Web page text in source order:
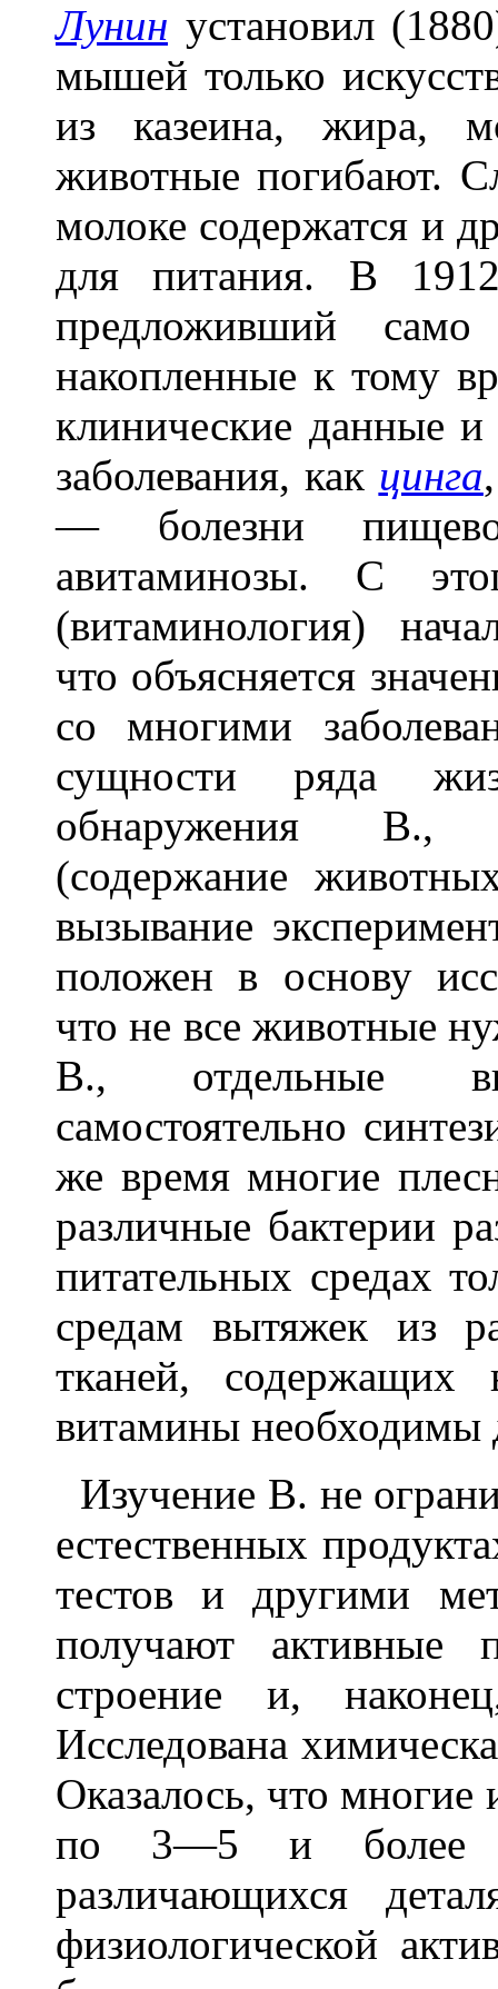
Лунин установил
мышей только
из казеина, жира,
животные погибают.
молоке содержатся и
для питания. В
предложивший
накопленные к тому
клинические данные
заболевания, как цинга
— болезни
авитаминозы. С
(витаминология)
что объясняется
со многими
сущности ряда
обнаружения В.,
(содержание
вызывание
положен в основу
что не все животные
В., отдельные
самостоятельно
же время многие
различные бактерии
питательных средах
средам вытяжек из
тканей, содержащих
витамины необходимы
Изучение В. не
естественных
тестов и другими
получают активные
строение и,
Исследована
Оказалось, что многие
по 3—5 и более
различающихся
физиологической